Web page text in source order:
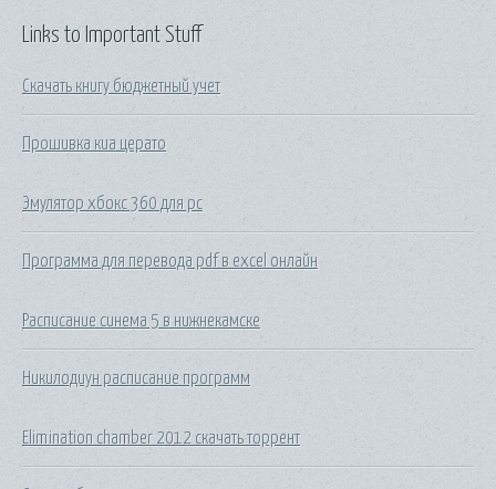
Links to Important Stuff
Скачать книгу бюджетный учет
Прошивка киа церато
Эмулятор хбокс 360 для pc
Программа для перевода pdf в excel онлайн
Расписание синема 5 в нижнекамске
Никилодиун расписание программ
Elimination chamber 2012 скачать торрент